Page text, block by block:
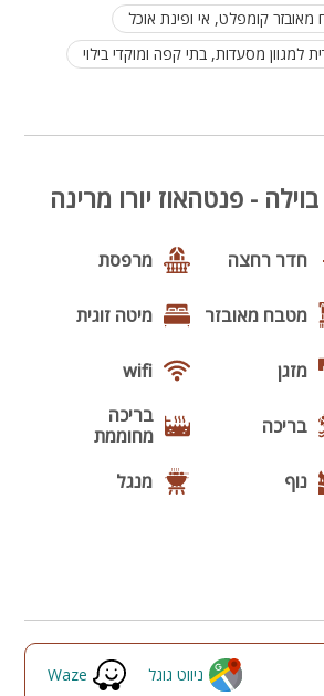
מאובזר קומפלט, אי ופינת אוכל
למגוון מסעדות, בתי קפה ומוקדי בילוי
- פנטהאוז יורו מרינה
חדר רחצה מרפסת
מטבח מאובזר מיטה זוגית
מזגן wifi
בריכה
בריכה
מחוממת
נוף
מנגל
Waze ניווט גוגל